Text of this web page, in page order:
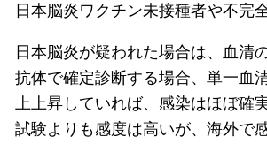
日本脳炎ワクチン未接種者や不完
日本脳炎が疑われた場合は、血清
抗体で確定診断する場合、単一血
上上昇していれば、感染はほぼ
試験よりも感度は高いが、海外で